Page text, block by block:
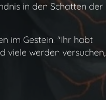
in den Schatten der
im Gestein. "Ihr habt
viele werden versuchen,